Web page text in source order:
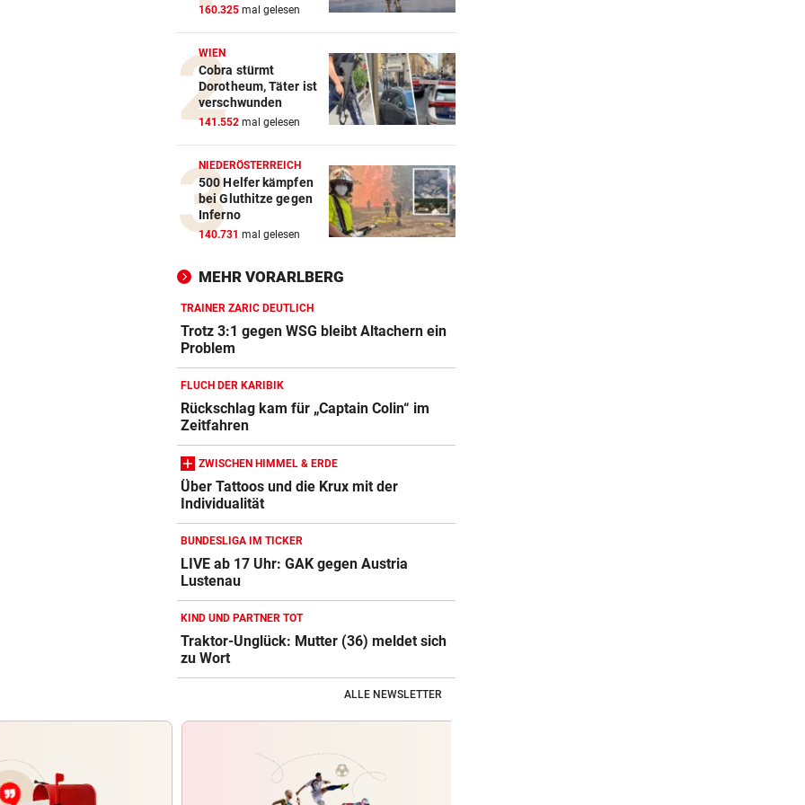
160.325 mal gelesen
WIEN
Cobra stürmt
Dorotheum, Täter ist
verschwunden
141.552 mal gelesen
NIEDERÖSTERREICH
500 Helfer kämpfen
bei Gluthitze gegen
Inferno
140.731 mal gelesen
MEHR VORARLBERG
TRAINER ZARIC DEUTLICH
Trotz 3:1 gegen WSG bleibt Altachern ein
Problem
FLUCH DER KARIBIK
Rückschlag kam für „Captain Colin“ im
Zeitfahren
ZWISCHEN HIMMEL & ERDE
Über Tattoos und die Krux mit der
Individualität
BUNDESLIGA IM TICKER
LIVE ab 17 Uhr: GAK gegen Austria
Lustenau
KIND UND PARTNER TOT
Traktor-Unglück: Mutter (36) meldet sich
zu Wort
ALLE NEWSLETTER